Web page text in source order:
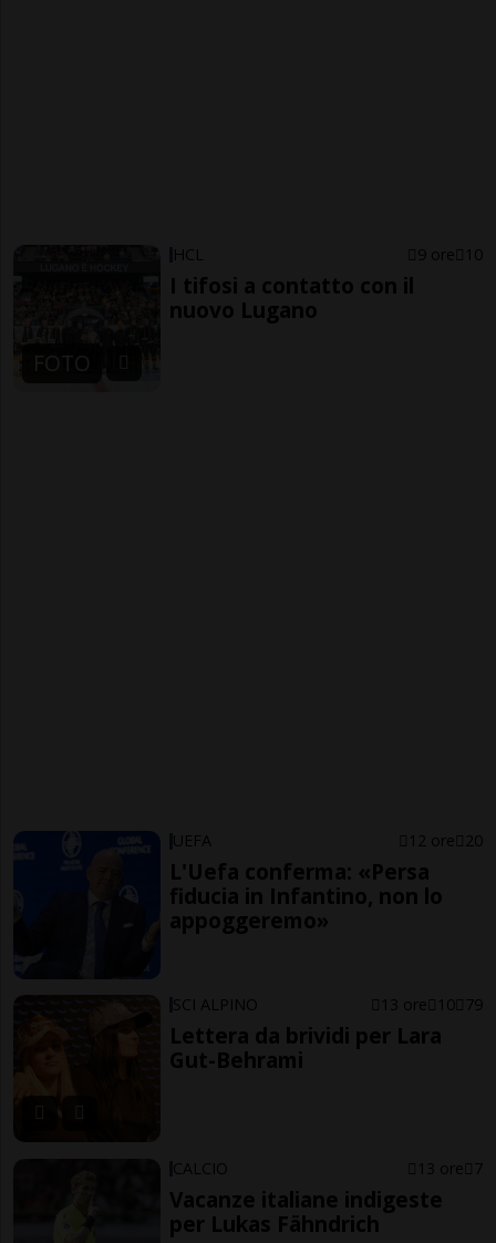
FOTO
HCL 9 ore 10
I tifosi a contatto con il
nuovo Lugano
UEFA 12 ore 20
L'Uefa conferma: «Persa
fiducia in Infantino, non lo
appoggeremo»
SCI ALPINO 13 ore 10 79
Lettera da brividi per Lara
Gut-Behrami
CALCIO 13 ore 7
Vacanze italiane indigeste
per Lukas Fähndrich